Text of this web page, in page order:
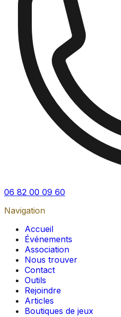
06 82 00 09 60
Navigation
Accueil
Événements
Association
Nous trouver
Contact
Outils
Rejoindre
Articles
Boutiques de jeux